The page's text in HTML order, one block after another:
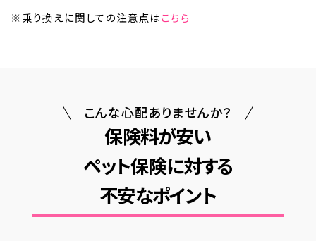
※乗り換えに関しての注意点はこちら
こんな心配ありませんか？
保険料が安い
ペット保険に対する
不安なポイント